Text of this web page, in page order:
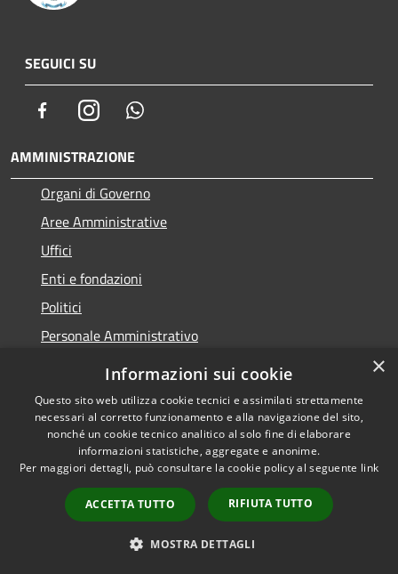
SEGUICI SU
FacebookInstagram
AMMINISTRAZIONE
Organi di Governo
Aree Amministrative
Uffici
Enti e fondazioni
Politici
Personale Amministrativo
Documenti e dati
CATEGORIE DI SERVIZIO
Anagrafe e stato civile
Cultura e tempo libero
Vita lavorativa
Imprese e Commercio
×
Informazioni sui cookie
Questo sito web utilizza cookie tecnici e assimilati strettamente
necessari al corretto funzionamento e alla navigazione del sito,
nonché un cookie tecnico analitico al solo fine di elaborare
informazioni statistiche, aggregate e anonime.
Per maggiori dettagli, può consultare la cookie policy al seguente link
ACCETTA TUTTO RIFIUTA TUTTO
MOSTRA DETTAGLI